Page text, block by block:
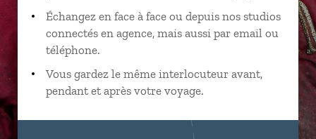
Échangez en face à face ou depuis nos studios
connectés en agence, mais aussi par email ou
téléphone.
Vous gardez le même interlocuteur avant,
pendant et après votre voyage.